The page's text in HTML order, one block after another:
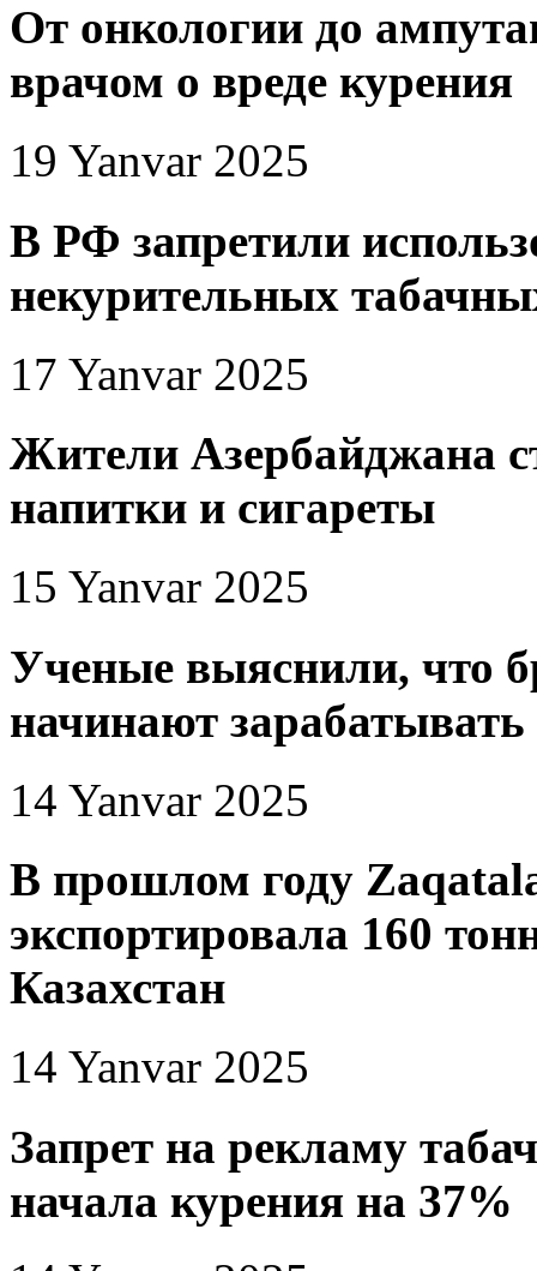
От онкологии до
врачом о вреде курения
19 Yanvar 2025
В РФ запретили
некурительных
17 Yanvar 2025
Жители Азербайджана
напитки и сигареты
15 Yanvar 2025
Ученые выяснили, что
начинают
14 Yanvar 2025
В прошлом году
экспортировала 160
Казахстан
14 Yanvar 2025
Запрет на рекламу
начала курения на 37%